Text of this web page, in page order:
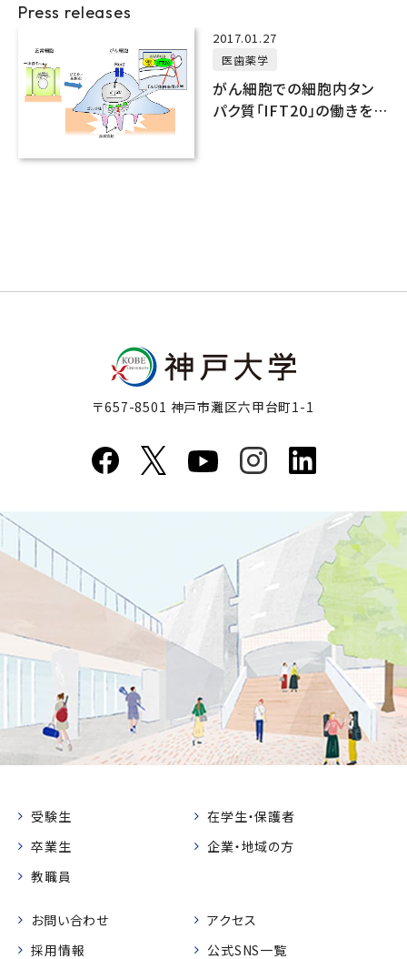
Press releases
2017.01.27
医歯薬学
がん細胞での細胞内タン
パク質「IFT20」の働きを解
〒657-8501 神戸市灘区六甲台町1-1
受験生
在学生・保護者
卒業生
企業・地域の方
教職員
お問い合わせ
アクセス
採用情報
公式SNS一覧